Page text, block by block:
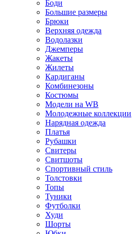
Боди
Большие размеры
Брюки
Верхняя одежда
Водолазки
Джемперы
Жакеты
Жилеты
Кардиганы
Комбинезоны
Костюмы
Модели на WB
Молодежные коллекции
Нарядная одежда
Платья
Рубашки
Свитеры
Свитшоты
Спортивный стиль
Толстовки
Топы
Туники
Футболки
Худи
Шорты